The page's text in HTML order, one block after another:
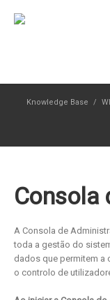
Knowledge Base /
Consola
A Consola de
toda a gestão do
dados que permitem a
o controlo de